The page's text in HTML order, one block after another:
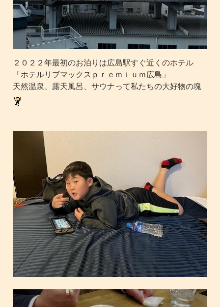
２０２２年最初のお泊りは広島駅すぐ近くのホテル
「ホテルリブマックスｐｒｅｍｉｕｍ広島」
天然温泉、露天風呂、サウナって私たちの大好物の塊